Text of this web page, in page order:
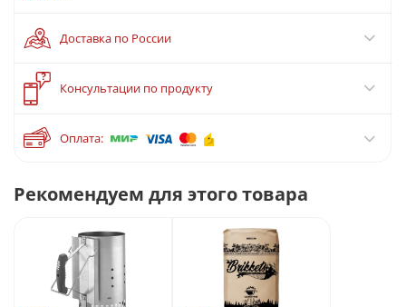
?
Консультации по продукту
Доставка по России
Оплата:
Рекомендуем для этого товара